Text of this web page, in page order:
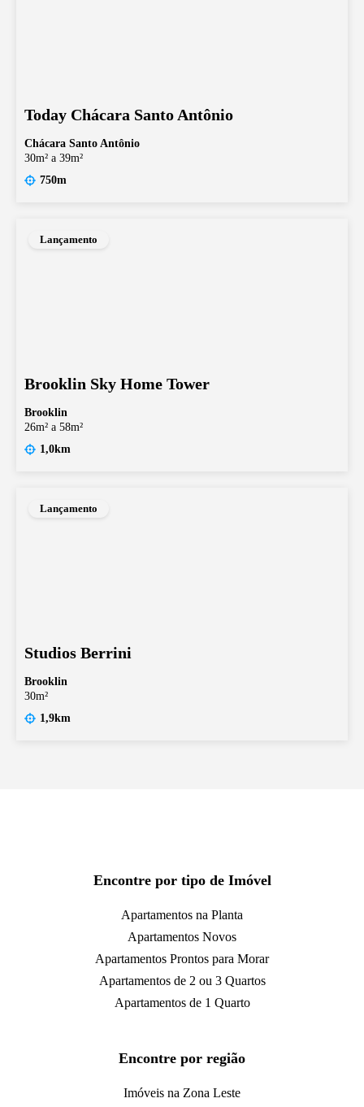
Today Chácara Santo Antônio
Chácara Santo Antônio
30m² a 39m²
750m
Lançamento
Brooklin Sky Home Tower
Brooklin
26m² a 58m²
1,0km
Lançamento
Studios Berrini
Brooklin
30m²
1,9km
Encontre por tipo de Imóvel
Apartamentos na Planta
Apartamentos Novos
Apartamentos Prontos para Morar
Apartamentos de 2 ou 3 Quartos
Apartamentos de 1 Quarto
Encontre por região
Imóveis na Zona Leste